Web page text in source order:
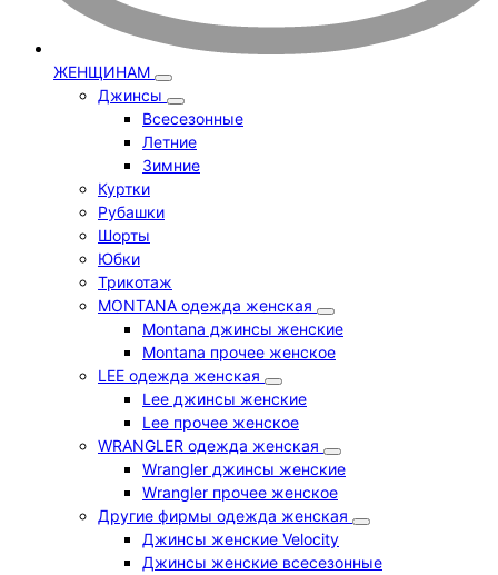
ЖЕНЩИНАМ
Джинсы
Всесезонные
Летние
Зимние
Куртки
Рубашки
Шорты
Юбки
Трикотаж
MONTANA одежда женская
Montana джинсы женские
Montana прочее женское
LEE одежда женская
Lee джинсы женские
Lee прочее женское
WRANGLER одежда женская
Wrangler джинсы женские
Wrangler прочее женское
Другие фирмы одежда женская
Джинсы женские Velocity
Джинсы женские всесезонные